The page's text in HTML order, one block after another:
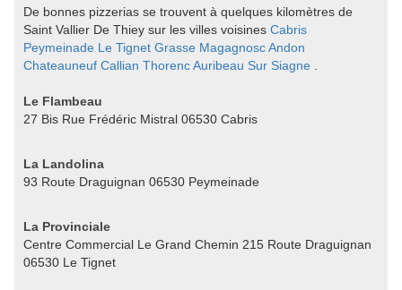
De bonnes pizzerias se trouvent à quelques kilomètres de
Saint Vallier De Thiey sur les villes voisines Cabris
Peymeinade Le Tignet Grasse MagagnoscAndon
Chateauneuf Callian ThorencAuribeau Sur Siagne
Le Flambeau
27 Bis Rue Frédéric Mistral 06530 Cabris
La Landolina
93 Route Draguignan 06530 Peymeinade
La Provinciale
Centre Commercial Le Grand Chemin 215 Route Draguignan
06530 Le Tignet